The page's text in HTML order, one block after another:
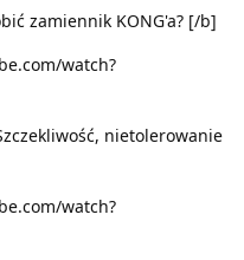
zamiennik KONG'a? [/b]
watch?
nietolerowanie
watch?